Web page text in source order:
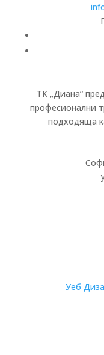
ТК „Диана“
професионални
подходяща
© 2026Уеб